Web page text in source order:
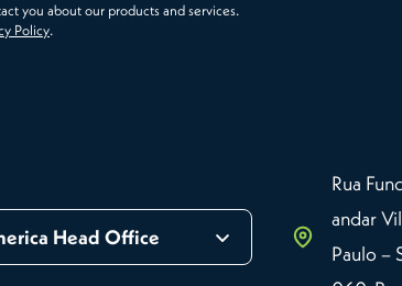
you about our products and services.
Policy.
Head Office
Rua
andar
Paulo –